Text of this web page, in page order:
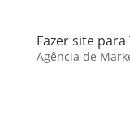
Fazer site
Agência de